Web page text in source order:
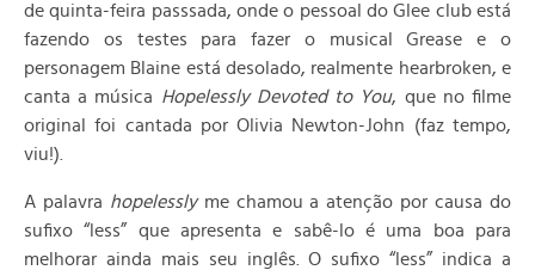
de quinta-feira passsada, onde o pessoal do Glee club está
fazendo os testes para fazer o musical Grease e o
personagem Blaine está desolado, realmente hearbroken, e
canta a música Hopelessly Devoted to You, que no filme
original foi cantada por Olivia Newton-John (faz tempo,
viu!).
A palavra hopelesslyme chamou a atenção por causa do
sufixo “less” que apresenta e sabê-lo é uma boa para
melhorar ainda mais seu inglês. O sufixo “less” indica a